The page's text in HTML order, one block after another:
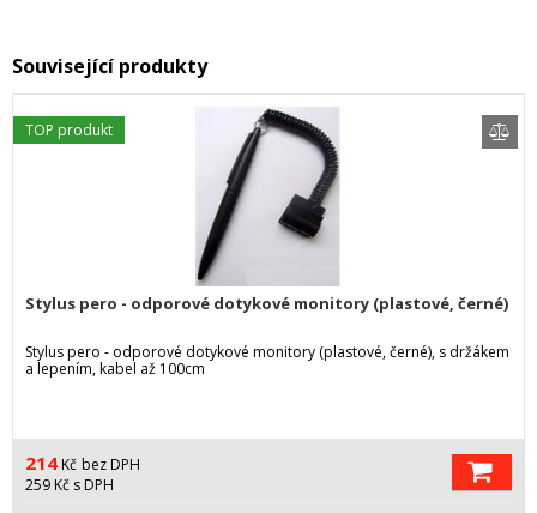
Související produkty
Stylus pero - odporové dotykové monitory (plastové, černé)
Stylus pero - odporové dotykové monitory (plastové, černé), s držákem
a lepením, kabel až 100cm
214 Kč bez DPH
259 Kč s DPH
TOP produkt